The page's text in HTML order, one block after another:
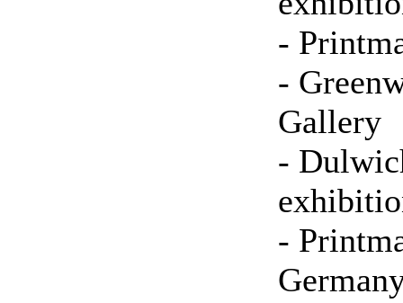
-
-
Gallery
-
-